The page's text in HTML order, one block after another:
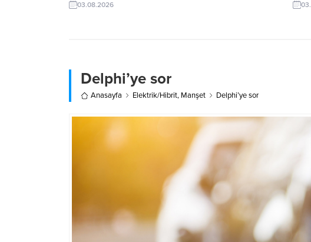
03.08.2026
Delphi’ye sor
Anasayfa Elektrik/Hibrit, Manşet Delphi’ye sor